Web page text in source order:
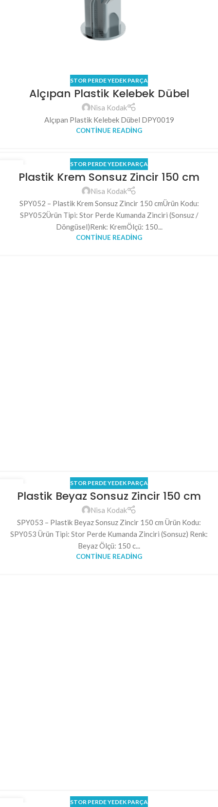
STOR PERDE YEDEK PARÇA
Alçıpan Plastik Kelebek Dübel
Nisa Kodak
Alçıpan Plastik Kelebek Dübel DPY0019
CONTINUE READING
STOR PERDE YEDEK PARÇA
Plastik Krem Sonsuz Zincir 150 cm
Nisa Kodak
SPY052 – Plastik Krem Sonsuz Zincir 150 cmÜrün Kodu:
SPY052Ürün Tipi: Stor Perde Kumanda Zinciri (Sonsuz /
Döngüsel)Renk: KremÖlçü: 150...
CONTINUE READING
STOR PERDE YEDEK PARÇA
Plastik Beyaz Sonsuz Zincir 150 cm
Nisa Kodak
SPY053 – Plastik Beyaz Sonsuz Zincir 150 cm Ürün Kodu:
SPY053 Ürün Tipi: Stor Perde Kumanda Zinciri (Sonsuz) Renk:
Beyaz Ölçü: 150 c...
CONTINUE READING
STOR PERDE YEDEK PARÇA